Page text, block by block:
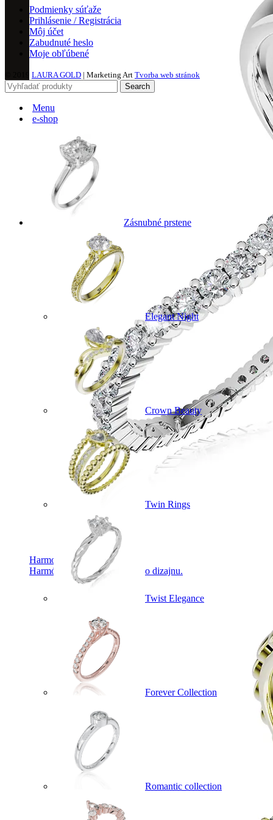
Harmony
Harmónia klasiky a moderného dizajnu.
Podmienky súťaže
Prihlásenie / Registrácia
Môj účet
Zabudnuté heslo
Moje obľúbené
LAURA GOLD | Marketing Art Tvorba web stránok
Search
Menu
e-shop
Zásnubné prstene
Elegant Night
Crown Beauty
Twin Rings
Twist Elegance
Forever Collection
Romantic collection